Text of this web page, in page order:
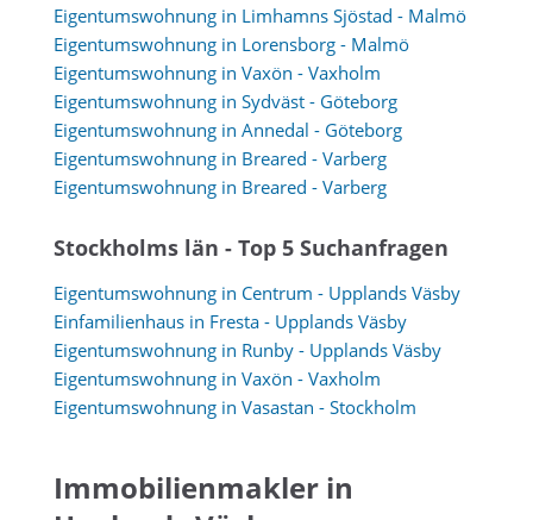
Eigentumswohnung in Limhamns Sjöstad - Malmö
Eigentumswohnung in Lorensborg - Malmö
Eigentumswohnung in Vaxön - Vaxholm
Eigentumswohnung in Sydväst - Göteborg
Eigentumswohnung in Annedal - Göteborg
Eigentumswohnung in Breared - Varberg
Eigentumswohnung in Breared - Varberg
Stockholms län - Top 5 Suchanfragen
Eigentumswohnung in Centrum - Upplands Väsby
Einfamilienhaus in Fresta - Upplands Väsby
Eigentumswohnung in Runby - Upplands Väsby
Eigentumswohnung in Vaxön - Vaxholm
Eigentumswohnung in Vasastan - Stockholm
Immobilienmakler in